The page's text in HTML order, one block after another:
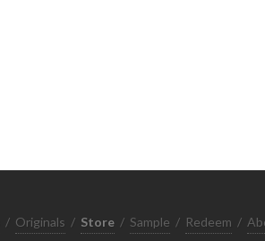
/ Originals / Store / Sample / Redeem /